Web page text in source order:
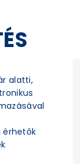
alatti,
érhetők